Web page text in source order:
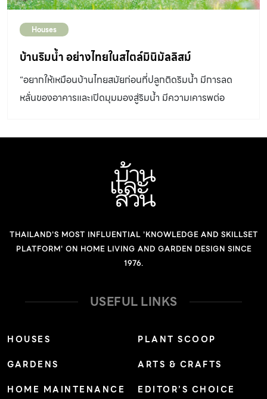
Houses
บ้านริมน้ำ อย่างไทยในสไตล์มินิมัลลิสม์
“อยากให้เหมือนบ้านไทยสมัยก่อนที่ปลูกติดริมน้ำ มีการลด
หลั่นของอาคารและเปิดมุมมองสู่ริมน้ำ มีความเคารพต่อ
จริตอย่างปัจจุบัน”
THAILAND'S MOST INFLUENTIAL 'KNOWLEDGE AND SKILLSET
PLATFORM' ON HOME LIVING AND GARDEN DESIGN SINCE
1976.
USEFUL LINKS
HOUSES
GARDENS
HOME MAINTENANCE
PLANT SCOOP
ARTS & CRAFTS
EDITOR’S CHOICE